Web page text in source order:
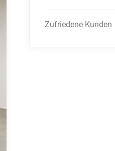
Zufriedene Kunden